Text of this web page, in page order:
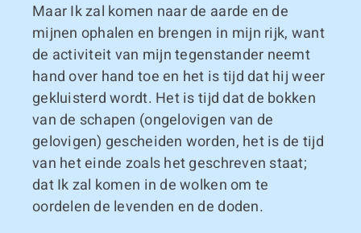
Maar Ik zal komen naar de aarde en de
mijnen ophalen en brengen in mijn rijk, want
de activiteit van mijn tegenstander neemt
hand over hand toe en het is tijd dat hij weer
gekluisterd wordt. Het is tijd dat de bokken
van de schapen (ongelovigen van de
gelovigen) gescheiden worden, het is de tijd
van het einde zoals het geschreven staat;
dat Ik zal komen in de wolken om te
oordelen de levenden en de doden.